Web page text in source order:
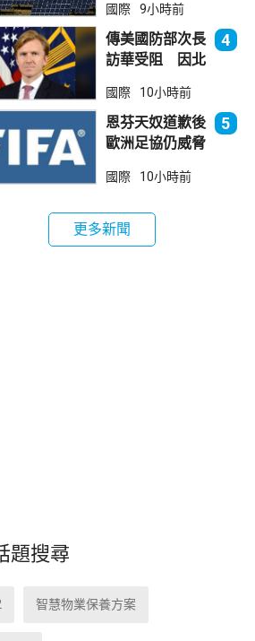
克：中國無法再
傾銷
國際 9小時前
傳美國防部次長
訪華受阻 因北
售
4
國際 10小時前
恩芬天奴道歉後
歐洲足協仍威脅
事
5
國際 10小時前
更多新聞
題搜尋
智慧物業保養方案